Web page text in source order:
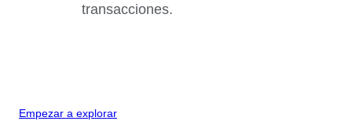
transacciones.
Empezar a explorar